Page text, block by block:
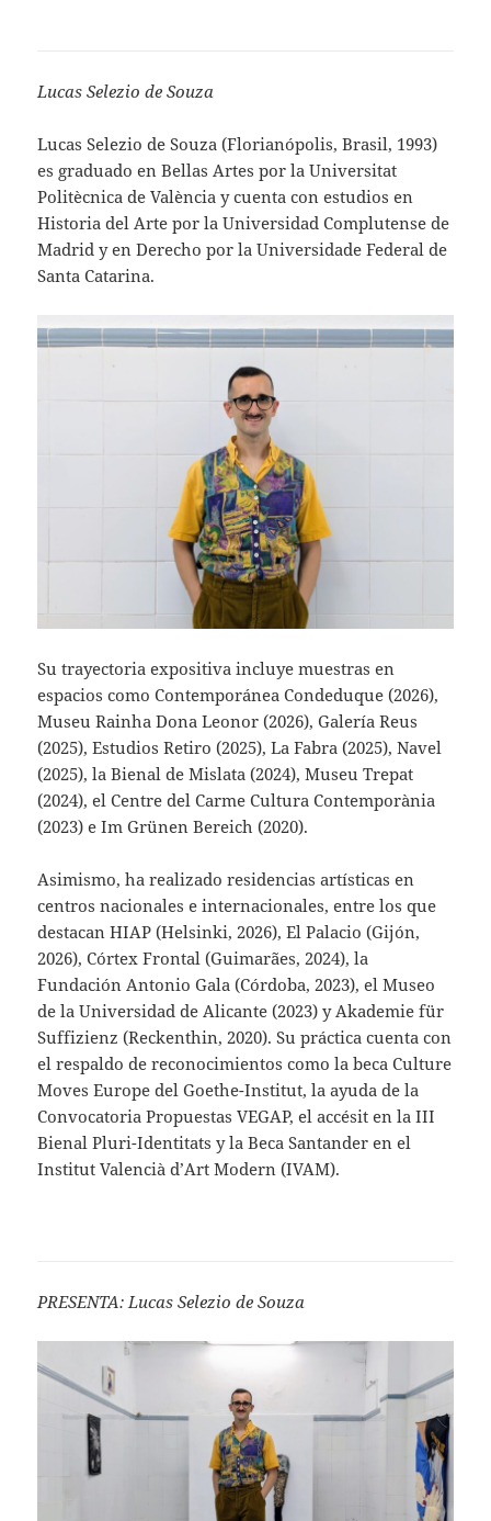
Lucas Selezio de Souza
Lucas Selezio de Souza (Florianópolis, Brasil, 1993)
es graduado en Bellas Artes por la Universitat
Politècnica de València y cuenta con estudios en
Historia del Arte por la Universidad Complutense de
Madrid y en Derecho por la Universidade Federal de
Santa Catarina.
Su trayectoria expositiva incluye muestras en
espacios como Contemporánea Condeduque (2026),
Museu Rainha Dona Leonor (2026), Galería Reus
(2025), Estudios Retiro (2025), La Fabra (2025), Navel
(2025), la Bienal de Mislata (2024), Museu Trepat
(2024), el Centre del Carme Cultura Contemporània
(2023) e Im Grünen Bereich (2020).
Asimismo, ha realizado residencias artísticas en
centros nacionales e internacionales, entre los que
destacan HIAP (Helsinki, 2026), El Palacio (Gijón,
2026), Córtex Frontal (Guimarães, 2024), la
Fundación Antonio Gala (Córdoba, 2023), el Museo
de la Universidad de Alicante (2023) y Akademie für
Suffizienz (Reckenthin, 2020). Su práctica cuenta con
el respaldo de reconocimientos como la beca Culture
Moves Europe del Goethe-Institut, la ayuda de la
Convocatoria Propuestas VEGAP, el accésit en la III
Bienal Pluri-Identitats y la Beca Santander en el
Institut Valencià d’Art Modern (IVAM).
PRESENTA: Lucas Selezio de Souza